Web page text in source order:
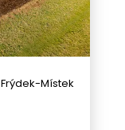
Frýdek-Místek